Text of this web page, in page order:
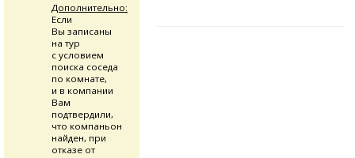
Дополнительно:
Если
Вы записаны
на тур
с условием
поиска соседа
по комнате,
и в компании
Вам
подтвердили,
что компаньон
найден, при
отказе от